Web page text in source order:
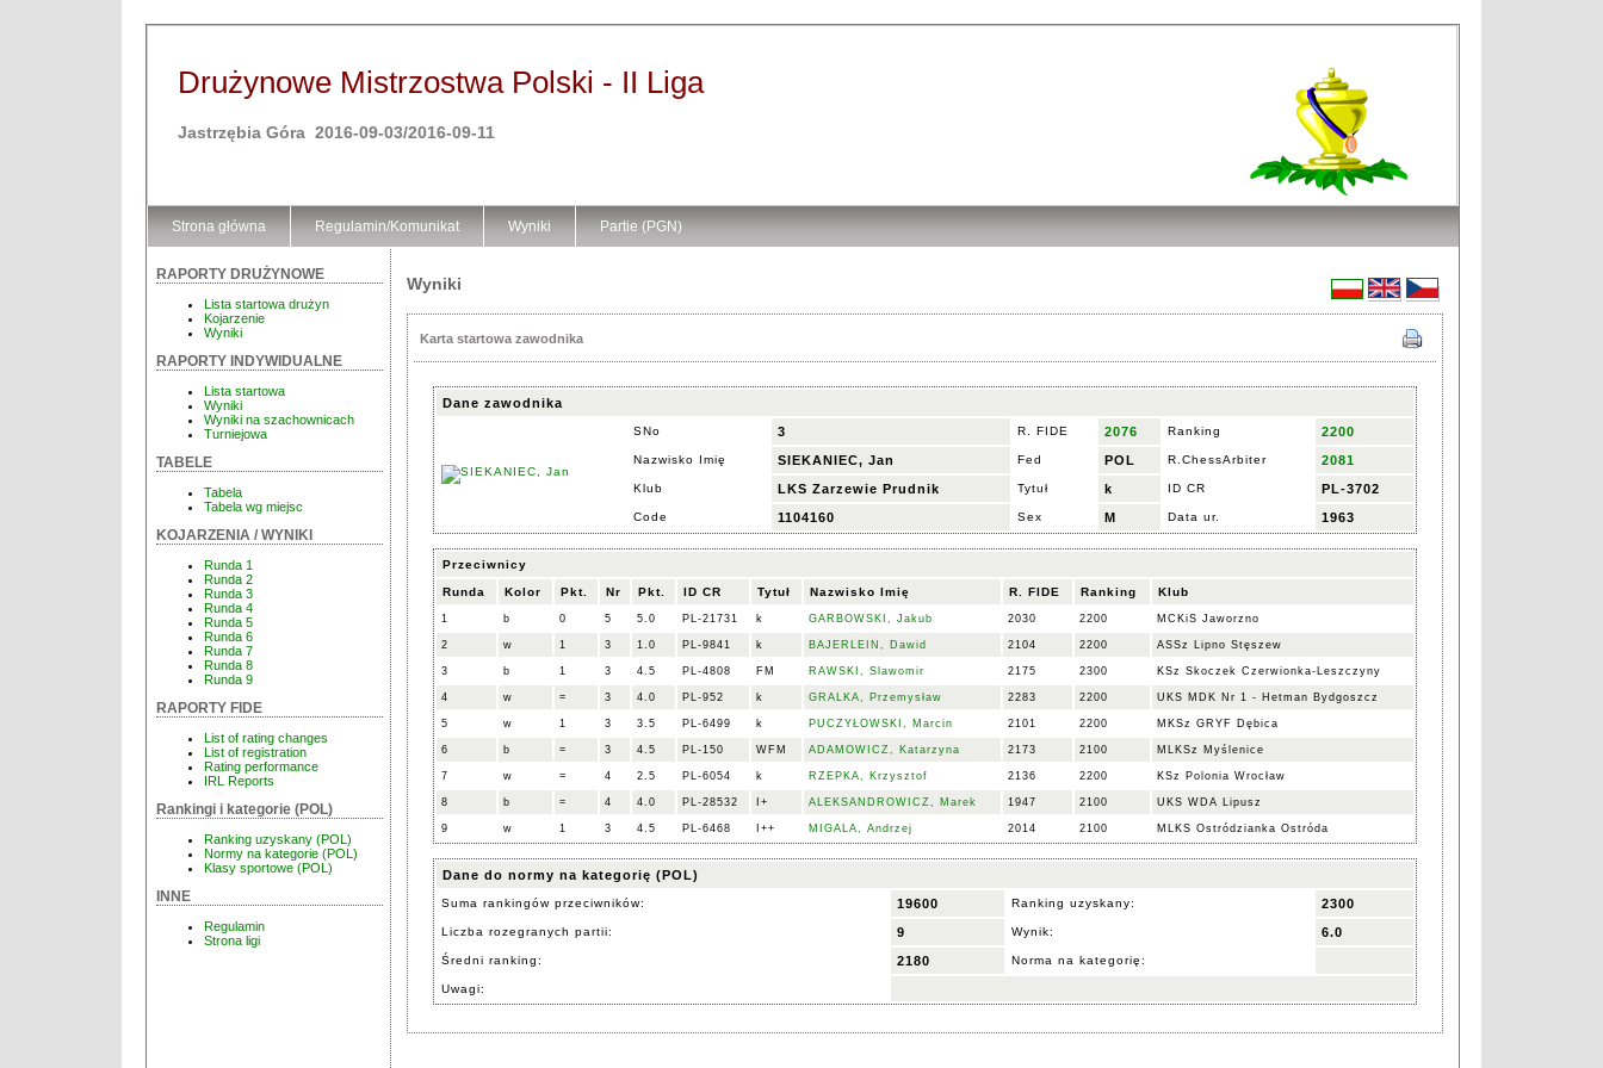
Drużynowe Mistrzostwa Polski - II Liga
Jastrzębia Góra 2016-09-03/2016-09-11
Strona główna Regulamin/Komunikat Wyniki Partie (PGN)
RAPORTY DRUŻYNOWE
Lista startowa drużyn
Kojarzenie
Wyniki
RAPORTY INDYWIDUALNE
Lista startowa
Wyniki
Wyniki na szachownicach
Turniejowa
TABELE
Tabela
Tabela wg miejsc
KOJARZENIA / WYNIKI
Runda 1
Runda 2
Runda 3
Runda 4
Runda 5
Runda 6
Runda 7
Runda 8
Runda 9
RAPORTY FIDE
List of rating changes
List of registration
Rating performance
IRL Reports
Rankingi i kategorie (POL)
Ranking uzyskany (POL)
Normy na kategorie (POL)
Klasy sportowe (POL)
INNE
Regulamin
Strona ligi
Wyniki
Karta startowa zawodnika
Dane zawodnika
SNo 3 R. FIDE 2076 Ranking 2200
Nazwisko Imię SIEKANIEC, Jan Fed POL R.ChessArbiter 2081
Klub LKS Zarzewie Prudnik Tytuł k ID CR PL-3702
Code 1104160 Sex M Data ur. 1963
Przeciwnicy
Runda Kolor Pkt. Nr Pkt. ID CR Tytuł Nazwisko Imię R. FIDE Ranking Klub
1 b 0 5 5.0 PL-21731 k GARBOWSKI, Jakub 2030 2200 MCKiS Jaworzno
2 w 1 3 1.0 PL-9841 k BAJERLEIN, Dawid 2104 2200 ASSz Lipno Stęszew
3 b 1 3 4.5 PL-4808 FM RAWSKI, Slawomir 2175 2300 KSz Skoczek Czerwionka-Leszczyny
4 w = 3 4.0 PL-952 k GRALKA, Przemysław 2283 2200 UKS MDK Nr 1 - Hetman Bydgoszcz
5 w 1 3 3.5 PL-6499 k PUCZYŁOWSKI, Marcin 2101 2200 MKSz GRYF Dębica
6 b = 3 4.5 PL-150 WFM ADAMOWICZ, Katarzyna 2173 2100 MLKSz Myślenice
7 w = 4 2.5 PL-6054 k RZEPKA, Krzysztof 2136 2200 KSz Polonia Wrocław
8 b = 4 4.0 PL-28532 I+ ALEKSANDROWICZ, Marek 1947 2100 UKS WDA Lipusz
9 w 1 3 4.5 PL-6468 I++ MIGALA, Andrzej 2014 2100 MLKS Ostródzianka Ostróda
Dane do normy na kategorię (POL)
Suma rankingów przeciwników: 19600 Ranking uzyskany: 2300
Liczba rozegranych partii: 9 Wynik: 6.0
Średni ranking: 2180 Norma na kategorię:
Uwagi: